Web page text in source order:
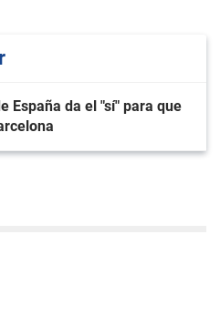
España da el "sí" para que